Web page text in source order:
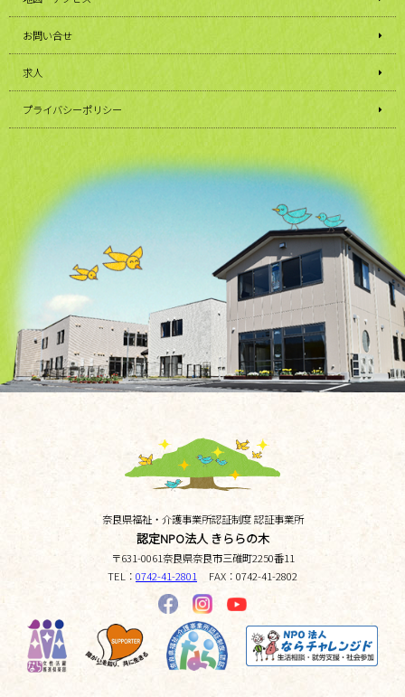
お問い合せ
求人
プライバシーポリシー
奈良県福祉・介護事業所認証制度 認証事業所
認定NPO法人 きららの木
〒631-0061奈良県奈良市三碓町2250番11
TEL： 0742-41-2801 FAX： 0742-41-2802